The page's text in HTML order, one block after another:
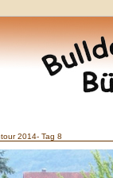
2014- Tag 8